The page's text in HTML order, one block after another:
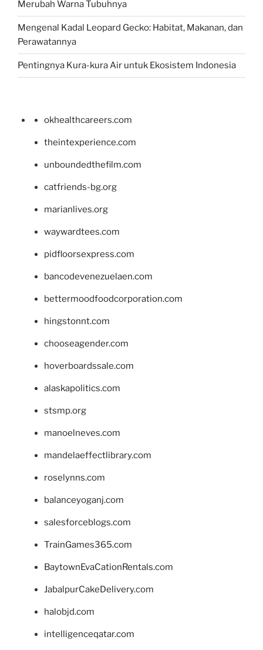
Merubah Warna Tubuhnya
Mengenal Kadal Leopard Gecko: Habitat, Makanan, dan
Perawatannya
Pentingnya Kura-kura Air untuk Ekosistem Indonesia
okhealthcareers.com
theintexperience.com
unboundedthefilm.com
catfriends-bg.org
marianlives.org
waywardtees.com
pidfloorsexpress.com
bancodevenezuelaen.com
bettermoodfoodcorporation.com
hingstonnt.com
chooseagender.com
hoverboardssale.com
alaskapolitics.com
stsmp.org
manoelneves.com
mandelaeffectlibrary.com
roselynns.com
balanceyoganj.com
salesforceblogs.com
TrainGames365.com
BaytownEvaCationRentals.com
JabalpurCakeDelivery.com
halobjd.com
intelligenceqatar.com